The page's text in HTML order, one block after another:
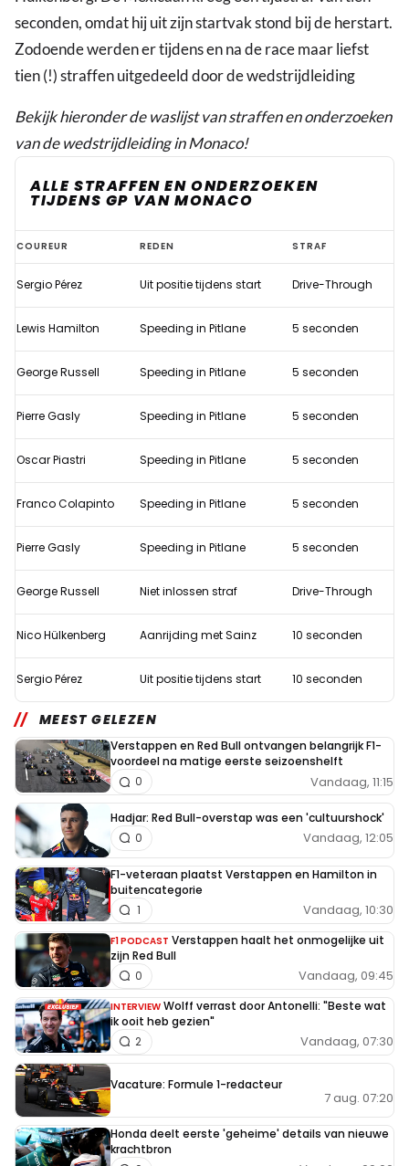
seconden, omdat hij uit zijn startvak stond bij de herstart.
Zodoende werden er tijdens en na de race maar liefst
tien (!) straffen uitgedeeld door de wedstrijdleiding
Bekijk hieronder de waslijst van straffen en onderzoeken
van de wedstrijdleiding in Monaco!
ALLE STRAFFEN EN ONDERZOEKEN
TIJDENS GP VAN MONACO
FIA
deelt
waslijst
aan
uit
in
GP
COUREUR REDEN STRAF
Sergio Pérez Uit positie tijdens start Drive-Through
Lewis Hamilton Speeding in Pitlane 5 seconden
George Russell Speeding in Pitlane 5 seconden
Pierre Gasly Speeding in Pitlane 5 seconden
Oscar Piastri Speeding in Pitlane 5 seconden
Franco Colapinto Speeding in Pitlane 5 seconden
Pierre Gasly Speeding in Pitlane 5 seconden
George Russell Niet inlossen straf Drive-Through
Nico Hülkenberg Aanrijding met Sainz 10 seconden
Sergio Pérez Uit positie tijdens start 10 seconden
MEEST GELEZEN
Verstappen en Red Bull ontvangen belangrijk F1-
voordeel na matige eerste seizoenshelft
Vandaag, 11:15
0
Hadjar: Red Bull-overstap was een 'cultuurshock'
Vandaag, 12:05
0
F1-veteraan plaatst Verstappen en Hamilton in
buitencategorie
Vandaag, 10:30
1
F1 PODCAST Verstappen haalt het onmogelijke uit
zijn Red Bull
Vandaag, 09:45
0
INTERVIEW Wolff verrast door Antonelli: "Beste wat
ik ooit heb gezien"
Vandaag, 07:30
2
Vacature: Formule 1-redacteur
7 aug. 07:20
Honda deelt eerste 'geheime' details van nieuwe
krachtbron